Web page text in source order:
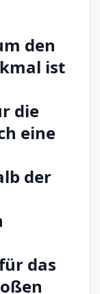
den
ist
die
eine
der
das